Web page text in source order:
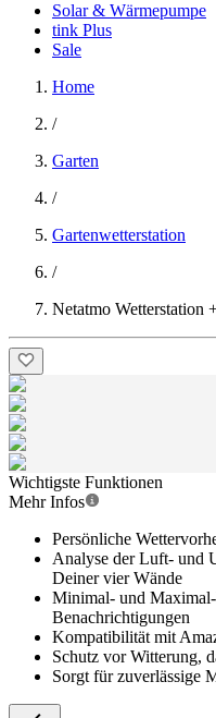
Solar & Wärmepumpe
tink Plus
Sale
Home
/
Garten
/
Gartenwetterstation
/
Netatmo Wetterstation
Wichtigste Funktionen
Mehr Infos
Persönliche
Analyse der Luft- und
Deiner vier Wände
Minimal- und
Benachrichtigungen
Kompatibilität mit
Schutz vor Witterung,
Sorgt für zuverlässige